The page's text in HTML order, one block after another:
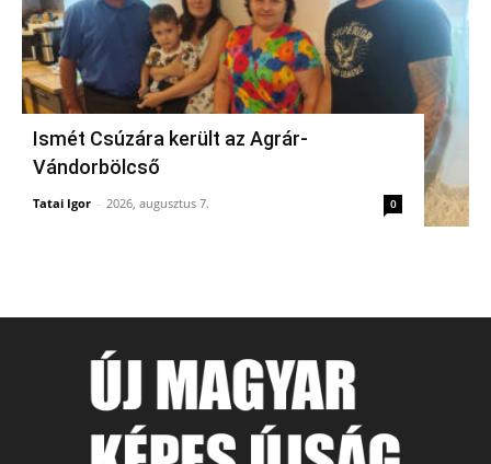
Ismét Csúzára került az Agrár-
Vándorbölcső
Tatai Igor - 2026, augusztus 7. 0